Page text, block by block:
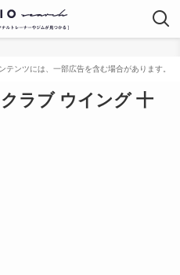
ラブ ウイング 十